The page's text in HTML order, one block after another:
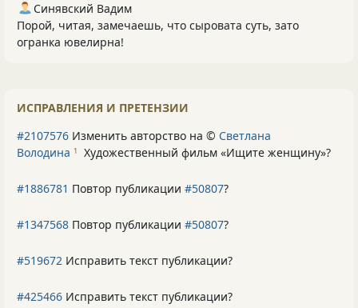
Синявский Вадим
Порой, читая, замечаешь, что сыровата суть, зато
огранка ювелирна!
ИСПРАВЛЕНИЯ И ПРЕТЕНЗИИ
#2107576 Изменить авторство на © Светлана
Володина 1 Художественный фильм «Ищите женщину»?
#1886781 Повтор публикации #50807?
#1347568 Повтор публикации #50807?
#519672 Исправить текст публикации?
#425466 Исправить текст публикации?